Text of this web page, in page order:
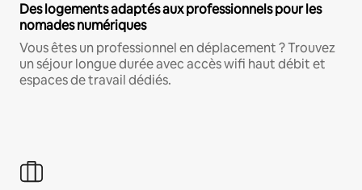
Des logements adaptés aux professionnels pour les
nomades numériques
Vous êtes un professionnel en déplacement ? Trouvez
un séjour longue durée avec accès wifi haut débit et
espaces de travail dédiés.